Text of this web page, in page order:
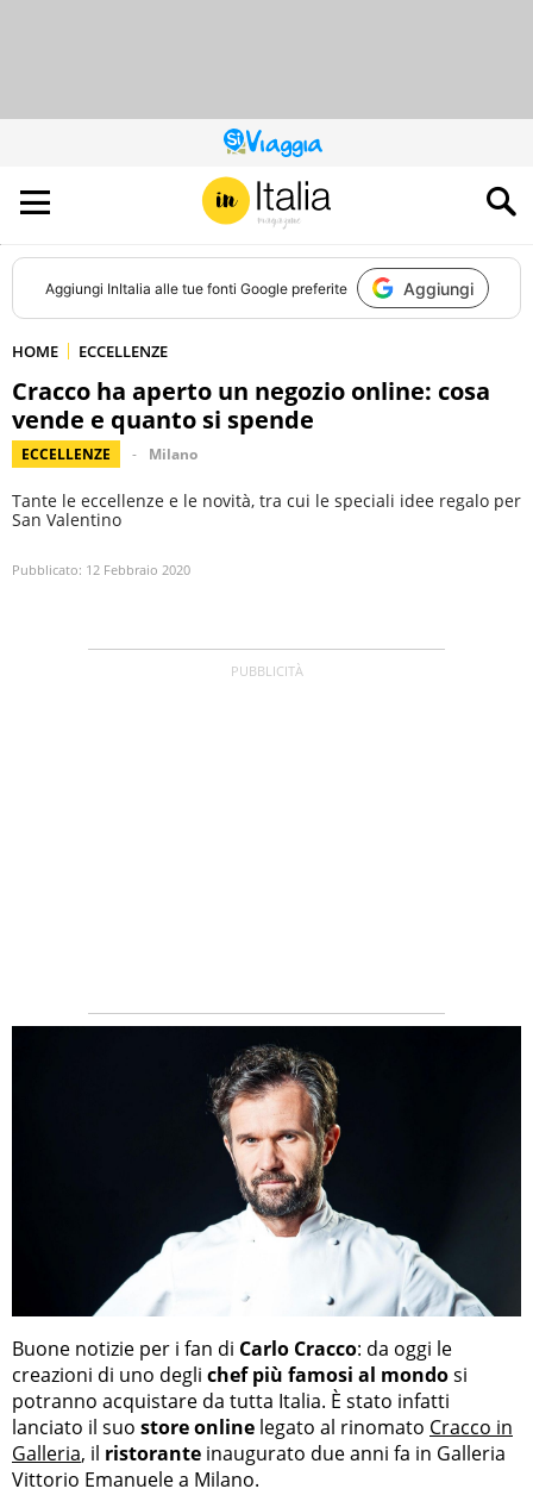
QUESTO
SITO
CONTRIBUISCE
ALL’AUDIENCE
DI
Aggiungi InItalia alle tue fonti Google preferite Aggiungi
HOME ECCELLENZE
Cracco ha aperto un negozio online: cosa
vende e quanto si spende
ECCELLENZE Milano
Tante le eccellenze e le novità, tra cui le speciali idee regalo per
San Valentino
Pubblicato: 12 Febbraio 2020
Buone notizie per i fan di Carlo Cracco: da oggi le
creazioni di uno degli chef più famosi al mondosi
potranno acquistare da tutta Italia. È stato infatti
lanciato il suo store online legato al rinomato Cracco in
Galleria, il ristorante inaugurato due anni fa in Galleria
Vittorio Emanuele a Milano.